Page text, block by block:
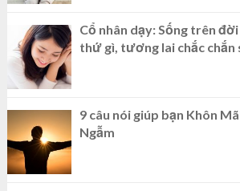
Cổ nhân dạy: Sống trên
thứ gì, tương lai chắc chắn
9 câu nói giúp bạn Khôn
Ngẫm